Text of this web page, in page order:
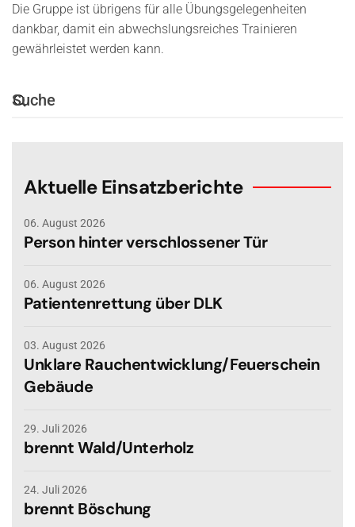
Die Gruppe ist übrigens für alle Übungsgelegenheiten
dankbar, damit ein abwechslungsreiches Trainieren
gewährleistet werden kann.
Aktuelle Einsatzberichte
06. August 2026
Person hinter verschlossener Tür
06. August 2026
Patientenrettung über DLK
03. August 2026
Unklare Rauchentwicklung/Feuerschein
Gebäude
29. Juli 2026
brennt Wald/Unterholz
24. Juli 2026
brennt Böschung